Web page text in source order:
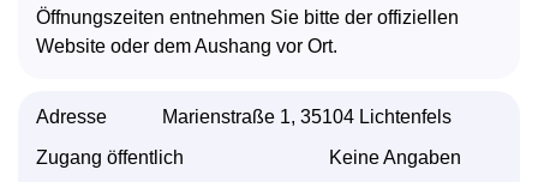
Öffnungszeiten entnehmen Sie bitte der offiziellen
Website oder dem Aushang vor Ort.
Adresse
Marienstraße 1, 35104 Lichtenfels
Zugang öffentlich
Keine Angaben